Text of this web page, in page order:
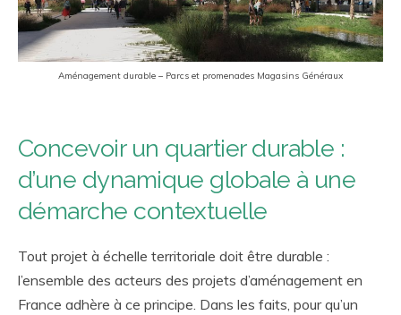
Aménagement durable – Parcs et promenades Magasins Généraux
Concevoir un quartier durable :
d’une dynamique globale à une
démarche contextuelle
Tout projet à échelle territoriale doit être durable :
l’ensemble des acteurs des projets d’aménagement en
France adhère à ce principe. Dans les faits, pour qu’un